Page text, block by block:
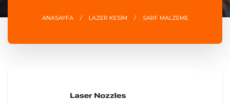
ANASAYFA LAZER KESİM SARF MALZEME